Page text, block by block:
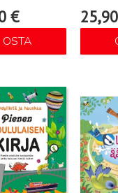
€
OSTA
25,90